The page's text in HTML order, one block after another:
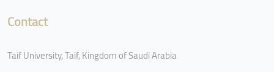
Contact
Taif University, Taif, Kingdom of Saudi Arabia